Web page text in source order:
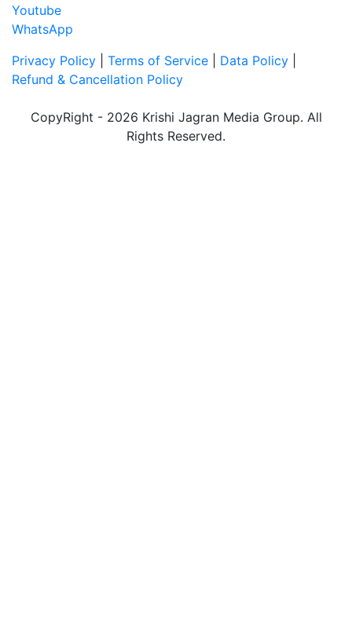
Youtube
WhatsApp
Privacy Policy
Terms of Service Data Policy
Refund & Cancellation Policy
CopyRight - 2026 Krishi Jagran Media Group. All
Rights Reserved.